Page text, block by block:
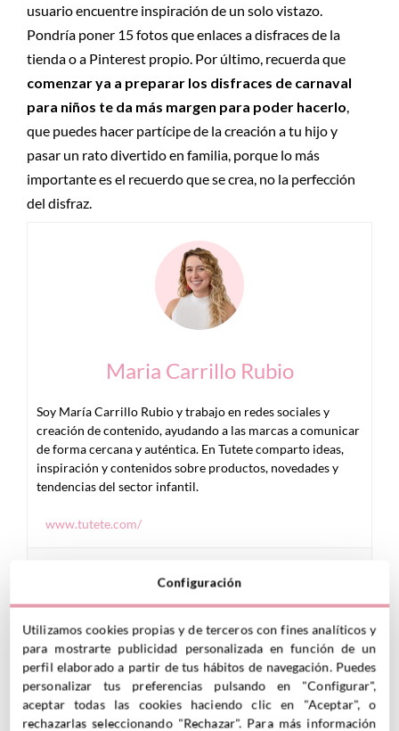
usuario encuentre inspiración de un solo vistazo.
Pondría poner 15 fotos que enlaces a disfraces de la
tienda o a Pinterest propio. Por último, recuerda que
comenzar ya a preparar los disfraces de carnaval
para niños te da más margen para poder hacerlo
que puedes hacer partícipe de la creación a tu hijo y
pasar un rato divertido en familia, porque lo más
importante es el recuerdo que se crea, no la perfección
del disfraz.
Maria Carrillo Rubio
Soy María Carrillo Rubio y trabajo en redes sociales y
creación de contenido, ayudando a las marcas a comunicar
de forma cercana y auténtica. En Tutete comparto ideas,
inspiración y contenidos sobre productos, novedades y
tendencias del sector infantil.
www.tutete.com/
READ MORE
JUGUETES
Configuración
Utilizamos cookies propias y de terceros con fines analíticos y
para mostrarte publicidad personalizada en función de un
perfil elaborado a partir de tus hábitos de navegación. Puedes
personalizar tus preferencias pulsando en "Configurar",
aceptar todas las cookies haciendo clic en "Aceptar", o
rechazarlas seleccionando "Rechazar". Para más información